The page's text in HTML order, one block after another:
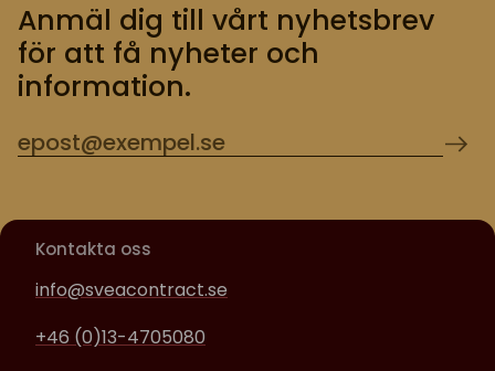
Anmäl dig till vårt nyhetsbrev
för att få nyheter och
information.
Kontakta oss
info@sveacontract.se
+46 (0)13-4705080